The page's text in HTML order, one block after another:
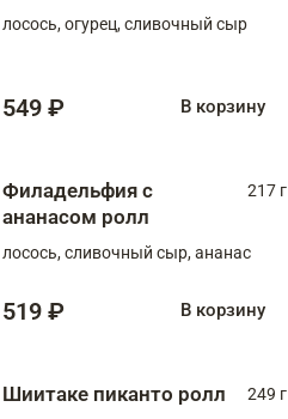
лосось, огурец, сливочный сыр
549 ₽ В корзину
Филадельфия с
ананасом ролл
217 г
лосось, сливочный сыр, ананас
519 ₽ В корзину
Шиитаке пиканто ролл
249 г